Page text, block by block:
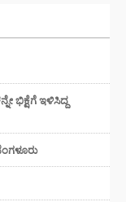
ಭಿಕ್ಷೆಗೆ ಇಳಿಸಿದ್ದ